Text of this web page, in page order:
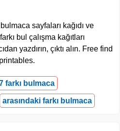
sayfaları kağıdı ve
bul çalışma kağıtları
yazdırın, çıktı alın. Free find
farkı bulmaca
arasındaki farkı bulmaca